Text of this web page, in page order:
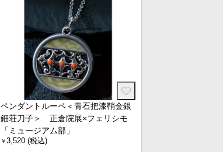
ペンダントルーペ＜青石把漆鞘金銀
鈿荘刀子＞ 正倉院展×フェリシモ
「ミュージアム部」
￥3,520 (税込)